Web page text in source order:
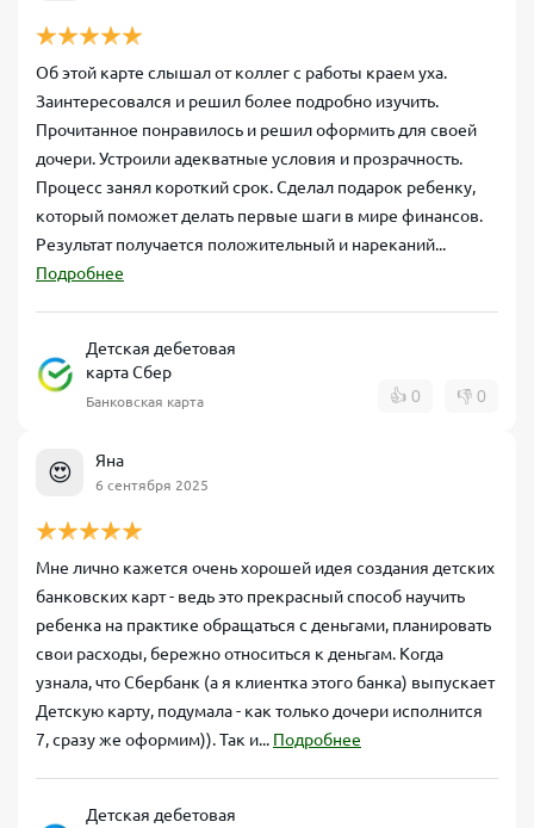
Об этой карте слышал от коллег с работы краем уха.
Заинтересовался и решил более подробно изучить.
Прочитанное понравилось и решил оформить для своей
дочери. Устроили адекватные условия и прозрачность.
Процесс занял короткий срок. Сделал подарок ребенку,
который поможет делать первые шаги в мире финансов.
Результат получается положительный и нареканий...
Подробнее
Детская дебетовая
карта Сбер
Банковская карта 👍 0 👎 0
😍 Яна
6 сентября 2025
Мне лично кажется очень хорошей идея создания детских
банковских карт - ведь это прекрасный способ научить
ребенка на практике обращаться с деньгами, планировать
свои расходы, бережно относиться к деньгам. Когда
узнала, что Сбербанк (а я клиентка этого банка) выпускает
Детскую карту, подумала - как только дочери исполнится
7, сразу же оформим)). Так и... Подробнее
Детская дебетовая